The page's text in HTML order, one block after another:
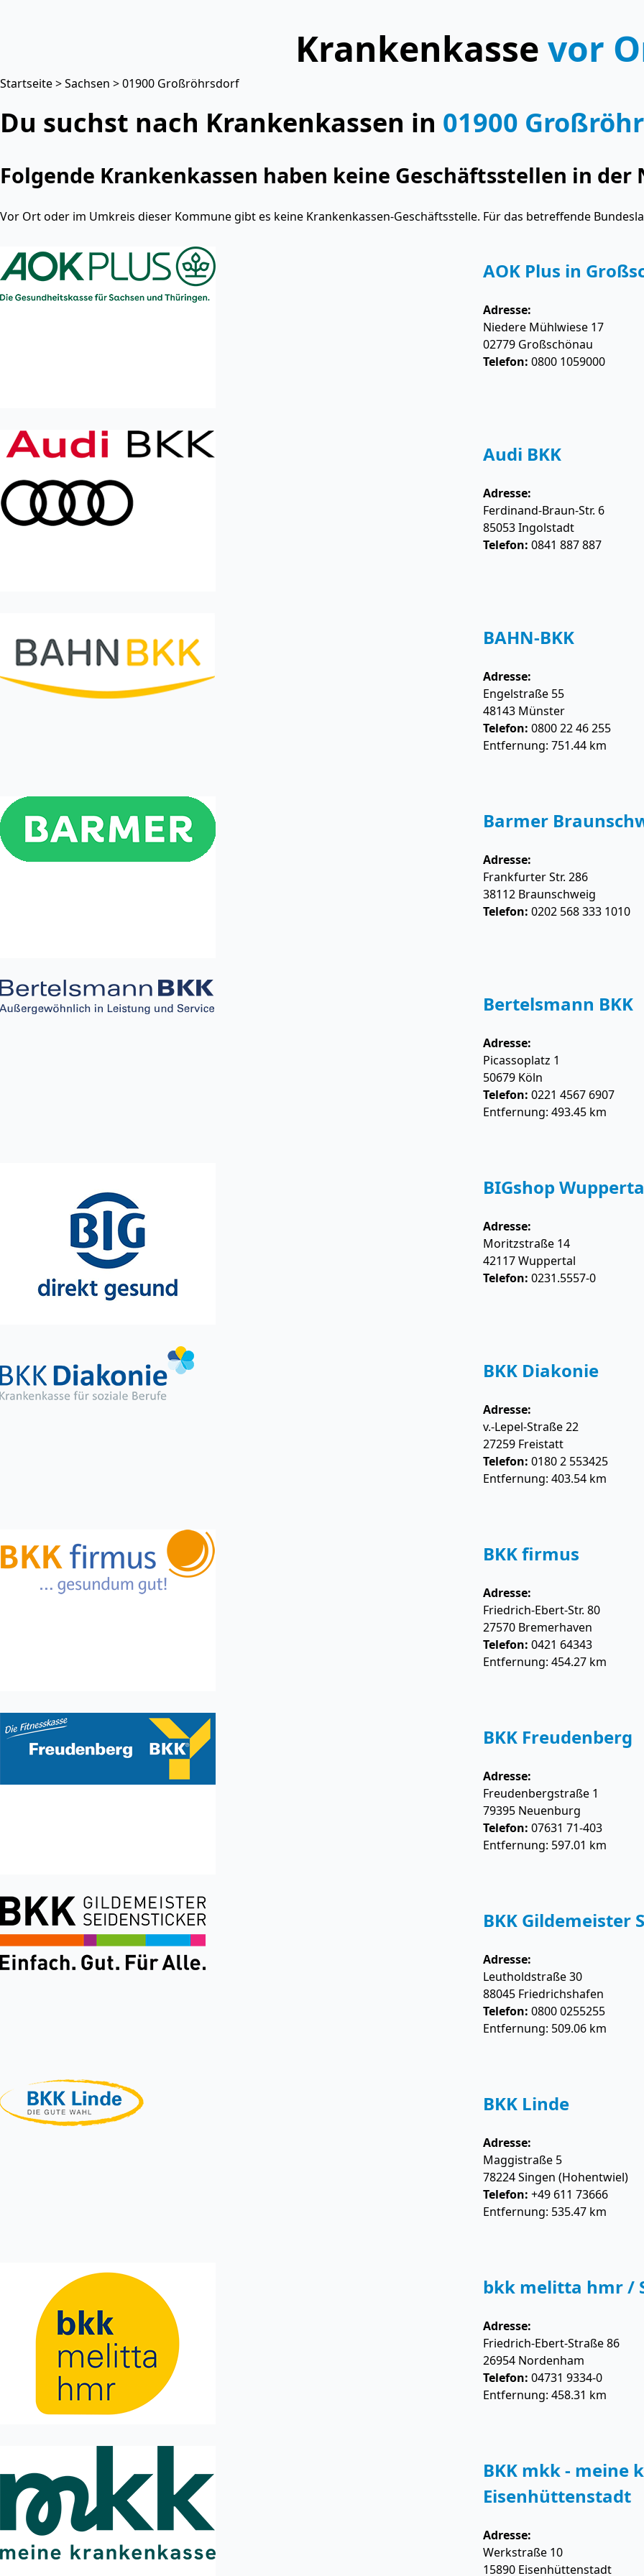
Krankenkasse vor
Startseite>Sachsen > 01900 Großröhrsdorf
Du suchst nach Krankenkassen in 01900
Folgende Krankenkassen haben keine Geschäftsstellen in der
Vor Ort oder im Umkreis dieser Kommune gibt es keine Krankenkassen-Geschäftsstelle. Für das betreffende
AOK Plus in
Adresse:
Niedere Mühlwiese 17
02779 Großschönau
Telefon: 0800 1059000
Audi BKK
Adresse:
Ferdinand-Braun-Str. 6
85053Ingolstadt
Telefon: 0841 887 887
BAHN-BKK
Adresse:
Engelstraße 55
48143 Münster
Telefon: 0800 22 46 255
Entfernung: 751.44 km
Barmer
Adresse:
Frankfurter Str. 286
38112 Braunschweig
Telefon: 0202 568 333 1010
Bertelsmann BKK
Adresse:
Picassoplatz 1
50679 Köln
Telefon: 0221 4567 6907
Entfernung: 493.45 km
BIGshop
Adresse:
Moritzstraße 14
42117Wuppertal
Telefon: 0231.5557-0
BKK Diakonie
Adresse:
v.-Lepel-Straße 22
27259 Freistatt
Telefon: 0180 2 553425
Entfernung: 403.54 km
BKK firmus
Adresse:
Friedrich-Ebert-Str. 80
27570 Bremerhaven
Telefon: 0421 64343
Entfernung: 454.27 km
BKK Freudenberg
Adresse:
Freudenbergstraße 1
79395 Neuenburg
Telefon: 07631 71-403
Entfernung: 597.01 km
BKK Gildemeister
Adresse:
Leutholdstraße 30
88045 Friedrichshafen
Telefon: 0800 0255255
Entfernung: 509.06 km
BKK Linde
Adresse:
Maggistraße 5
78224Singen (Hohentwiel)
Telefon: +49 611 73666
Entfernung: 535.47 km
bkk melitta hmr /
Adresse:
Friedrich-Ebert-Straße 86
26954 Nordenham
Telefon: 04731 9334-0
Entfernung: 458.31 km
BKK mkk - meine
Eisenhüttenstadt
Adresse:
Werkstraße 10
15890 Eisenhüttenstadt